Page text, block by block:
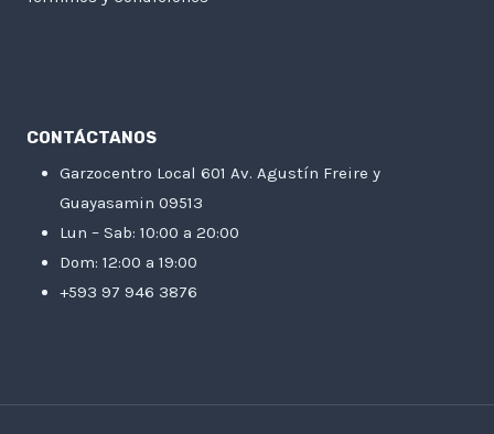
CONTÁCTANOS
Garzocentro Local 601 Av. Agustín Freire y
Guayasamin 09513
Lun – Sab: 10:00 a 20:00
Dom: 12:00 a 19:00
+593 97 946 3876